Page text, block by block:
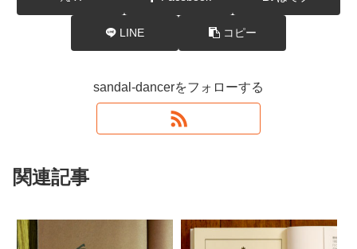
LINE コピー
sandal-dancerをフォローする
関連記事